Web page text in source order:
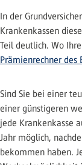
In der
Krankenkassen
Teil deutlich. Wo
Prämienrechner des
Sind Sie bei einer
einer günstigeren
jede Krankenkasse
Jahr möglich,
bekommen haben.